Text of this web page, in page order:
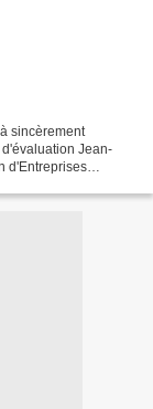
sincèrement
Jean-
d'Entreprises